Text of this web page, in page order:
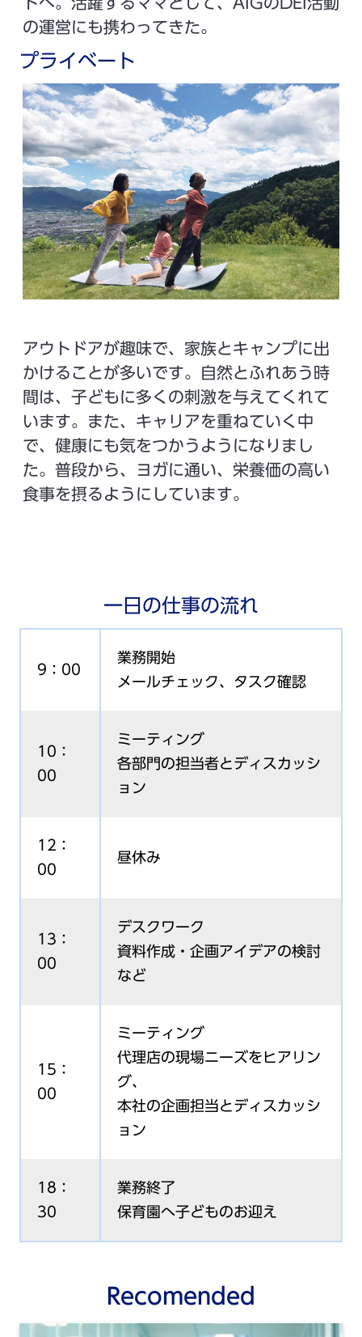
の運営にも携わってきた。
プライベート
アウトドアが趣味で、家族とキャンプに出
かけることが多いです。自然とふれあう時
間は、子どもに多くの刺激を与えてくれて
います。また、キャリアを重ねていく中
で、健康にも気をつかうようになりまし
た。普段から、ヨガに通い、栄養価の高い
食事を摂るようにしています。
一日の仕事の流れ
9：00
業務開始
メールチェック、タスク確認
10：
00
ミーティング
各部門の担当者とディスカッシ
ョン
12：
00
昼休み
13：
00
デスクワーク
資料作成・企画アイデアの検討
など
15：
00
ミーティング
代理店の現場ニーズをヒアリン
グ、
本社の企画担当とディスカッシ
ョン
18：
30
業務終了
保育園へ子どものお迎え
Recomended